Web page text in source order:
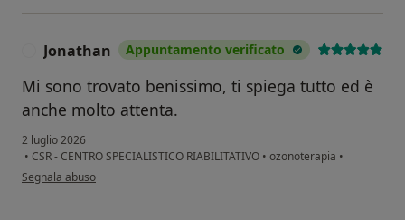
Jonathan Appuntamento verificato
Mi sono trovato benissimo, ti spiega tutto ed è
anche molto attenta.
2 luglio 2026
• CSR - CENTRO SPECIALISTICO RIABILITATIVO • ozonoterapia •
secondo l'opinione dell'utente Jonathan
Segnala abuso